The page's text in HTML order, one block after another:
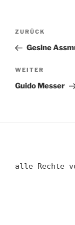
Vorheriger
Beitrag
ZURÜCK
Gesine
Nächster
Beitrag
WEITER
Guido Messer
alle Rechte